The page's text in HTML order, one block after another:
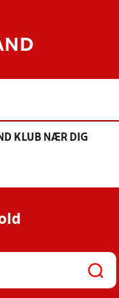
KLUB NÆR DIG